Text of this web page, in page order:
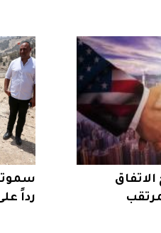
الاتفاق
رداً